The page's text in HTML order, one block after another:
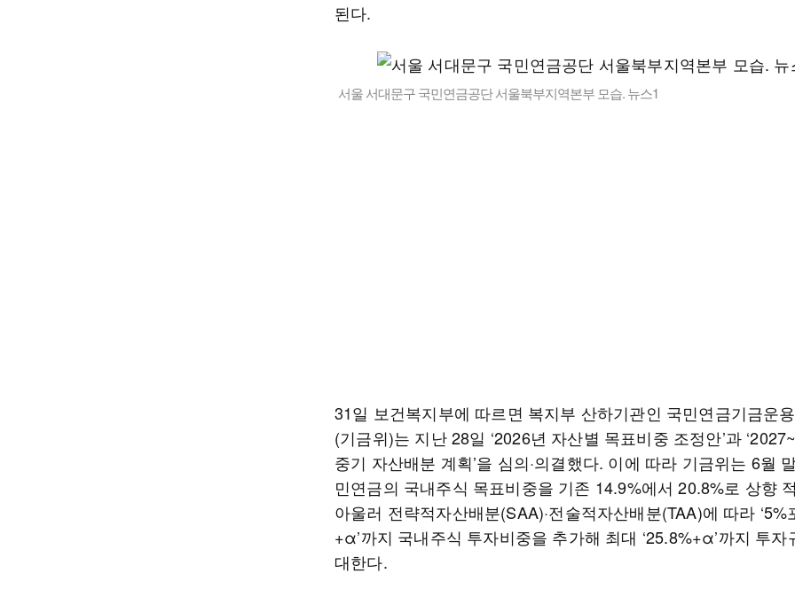
된다.
서울 서대문구 국민연금공단 서울북부지역본부 모습. 뉴스1
31일 보건복지부에 따르면 복지부 산하기관인 국민연금기금운
(기금위)는 지난 28일 ‘2026년 자산별 목표비중 조정안’과
중기 자산배분 계획’을 심의·의결했다. 이에 따라 기금위는 6월
민연금의 국내주식 목표비중을 기존 14.9%에서 20.8%로 상향
아울러 전략적자산배분(SAA)·전술적자산배분(TAA)에 따라 ‘5%
+α’까지 국내주식 투자비중을 추가해 최대 ‘25.8%+α’까지 투자
대한다.